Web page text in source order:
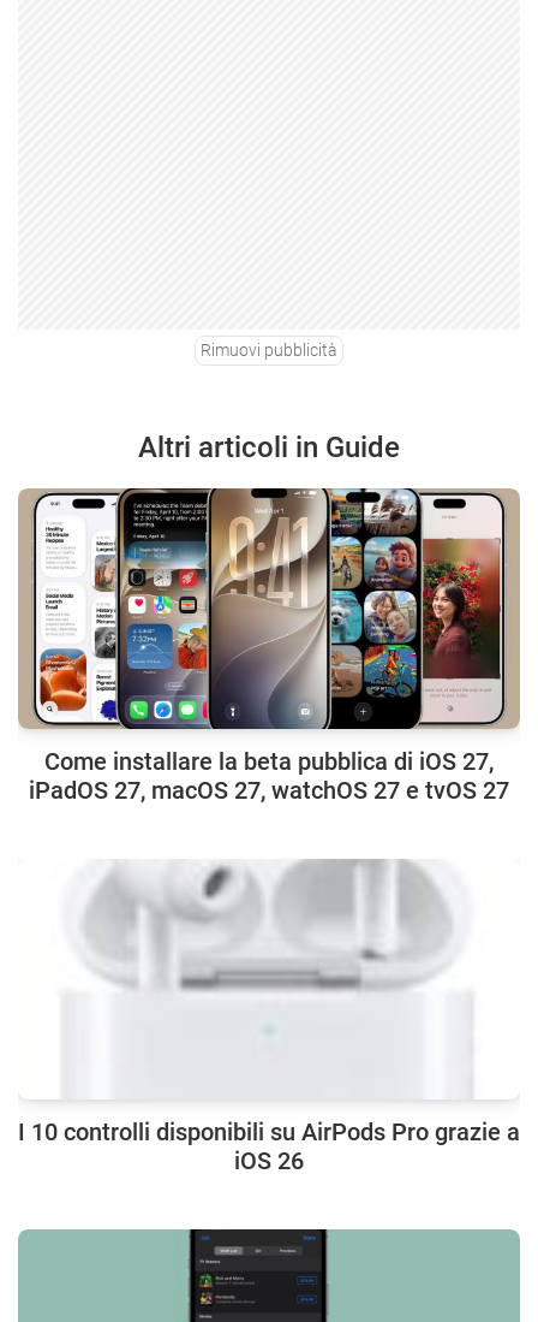
Rimuovi pubblicità
Altri articoli in Guide
Come installare la beta pubblica di iOS 27,
iPadOS 27, macOS 27, watchOS 27 e tvOS 27
I 10 controlli disponibili su AirPods Pro grazie a
iOS 26